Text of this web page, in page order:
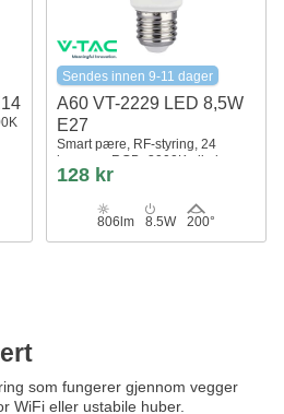
Sendes innen 9-11 dager
A60 VT-2229 LED 8,5W
E27
Smart pære, RF-styring, 24
knapper, RGB+3000K, dimbar
128 kr
806lm 8.5W 200°
som fungerer gjennom vegger
WiFi eller ustabile huber.